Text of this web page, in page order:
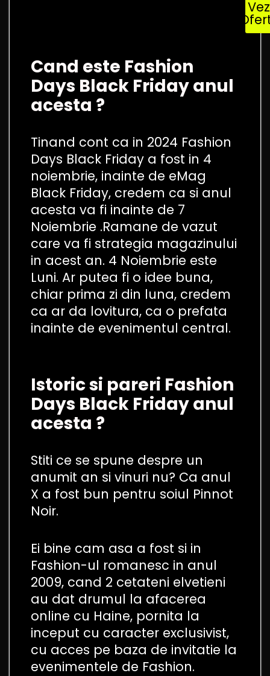
Cand este Fashion
Days Black Friday anul
acesta ?
Tinand cont ca in 2024 Fashion
Days Black Friday a fost in 4
noiembrie, inainte de eMag
Black Friday, credem ca si anul
acesta va fi inainte de 7
Noiembrie .Ramane de vazut
care va fi strategia magazinului
in acest an. 4 Noiembrie este
Luni. Ar putea fi o idee buna,
chiar prima zi din luna, credem
ca ar da lovitura, ca o prefata
inainte de evenimentul central.
Istoric si pareri Fashion
Days Black Friday anul
acesta ?
Stiti ce se spune despre un
anumit an si vinuri nu? Ca anul
X a fost bun pentru soiul Pinnot
Noir.
Ei bine cam asa a fost si in
Fashion-ul romanesc in anul
2009, cand 2 cetateni elvetieni
au dat drumul la afacerea
online cu Haine, pornita la
inceput cu caracter exclusivist,
cu acces pe baza de invitatie la
evenimentele de Fashion.